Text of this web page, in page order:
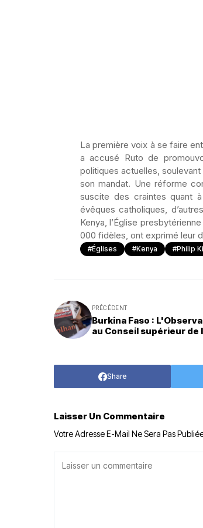
La première voix à se faire
a accusé Ruto de
politiques actuelles,
son mandat. Une réforme
suscite des craintes quant
évêques catholiques,
Kenya, l’Église
000 fidèles, ont exprimé leur
#Églises #Kenya #Philip
PRÉCÉDENT
Burkina Faso :
au Conseil supérieur de
Share
Laisser Un Commentaire
Votre Adresse E-Mail Ne Sera Pas